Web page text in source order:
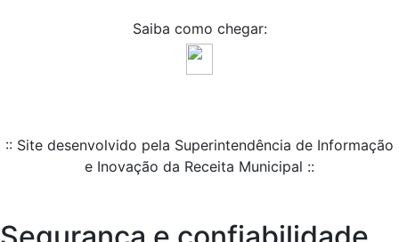
Saiba como chegar:
:: Site desenvolvido pela Superintendência de Informação
e Inovação da Receita Municipal ::